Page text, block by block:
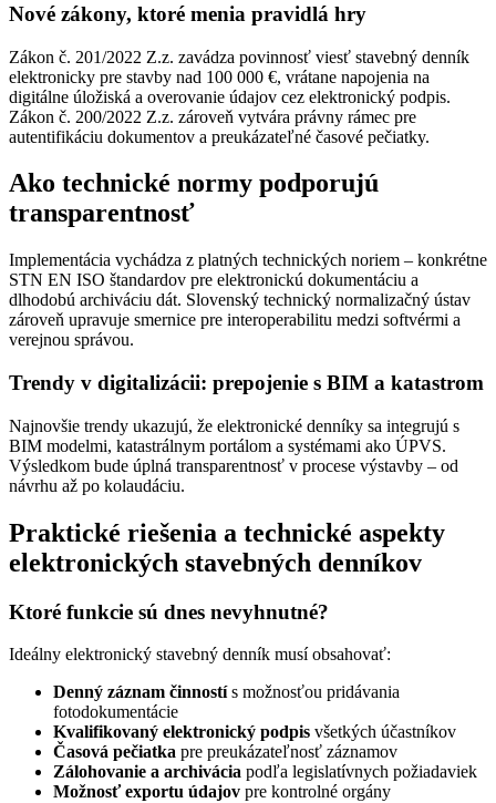
Nové zákony, ktoré menia pravidlá hry
Zákon č. 201/2022 Z.z. zavádza povinnosť viesť stavebný denník
elektronicky pre stavby nad 100 000 €, vrátane napojenia na
digitálne úložiská a overovanie údajov cez elektronický podpis.
Zákon č. 200/2022 Z.z. zároveň vytvára právny rámec pre
autentifikáciu dokumentov a preukázateľné časové pečiatky.
Ako technické normy podporujú
transparentnosť
Implementácia vychádza z platných technických noriem – konkrétne
STN EN ISO štandardov pre elektronickú dokumentáciu a
dlhodobú archiváciu dát. Slovenský technický normalizačný ústav
zároveň upravuje smernice pre interoperabilitu medzi softvérmi a
verejnou správou.
Trendy v digitalizácii: prepojenie s BIM a katastrom
Najnovšie trendy ukazujú, že elektronické denníky sa integrujú s
BIM modelmi, katastrálnym portálom a systémami ako ÚPVS.
Výsledkom bude úplná transparentnosť v procese výstavby – od
návrhu až po kolaudáciu.
Praktické riešenia a technické aspekty
elektronických stavebných denníkov
Ktoré funkcie sú dnes nevyhnutné?
Ideálny elektronický stavebný denník musí obsahovať:
Denný záznam činnostís možnosťou pridávania
fotodokumentácie
Kvalifikovaný elektronický podpis všetkých účastníkov
Časová pečiatka pre preukázateľnosť záznamov
Zálohovanie a archivácia podľa legislatívnych požiadaviek
Možnosť exportu údajov pre kontrolné orgány